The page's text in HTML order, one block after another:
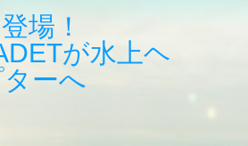
場！
が水上ヘ
ーへ